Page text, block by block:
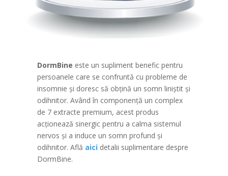
DormBine este un supliment benefic pentru
persoanele care se confruntă cu probleme de
insomnie și doresc să obțină un somn liniștit și
odihnitor. Având în componență un complex
de 7 extracte premium, acest produs
acționează sinergic pentru a calma sistemul
nervos și a induce un somn profund și
odihnitor. Află aici detalii suplimentare despre
DormBine.